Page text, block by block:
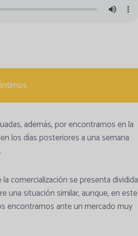
además, por encontrarnos en la
los días posteriores a una semana
comercialización se presenta dividida
una situación similar, aunque, en este
encontramos ante un mercado muy